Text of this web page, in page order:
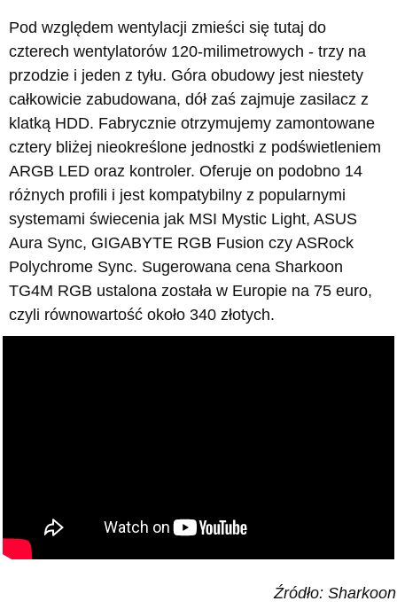
Pod względem wentylacji zmieści się tutaj do
czterech wentylatorów 120-milimetrowych - trzy na
przodzie i jeden z tyłu. Góra obudowy jest niestety
całkowicie zabudowana, dół zaś zajmuje zasilacz z
klatką HDD. Fabrycznie otrzymujemy zamontowane
cztery bliżej nieokreślone jednostki z podświetleniem
ARGB LED oraz kontroler. Oferuje on podobno 14
różnych profili i jest kompatybilny z popularnymi
systemami świecenia jak MSI Mystic Light, ASUS
Aura Sync, GIGABYTE RGB Fusion czy ASRock
Polychrome Sync. Sugerowana cena Sharkoon
TG4M RGB ustalona została w Europie na 75 euro,
czyli równowartość około 340 złotych.
Źródło: Sharkoon